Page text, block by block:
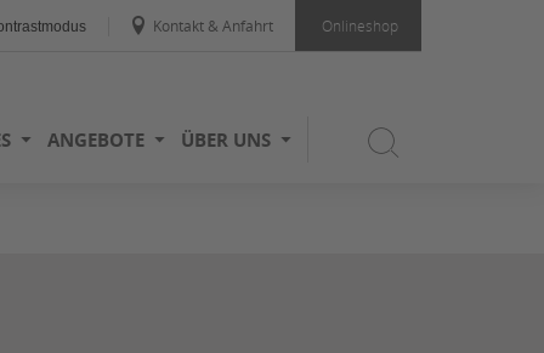
Kontakt & Anfahrt Onlineshop
ANGEBOTE ÜBER UNS